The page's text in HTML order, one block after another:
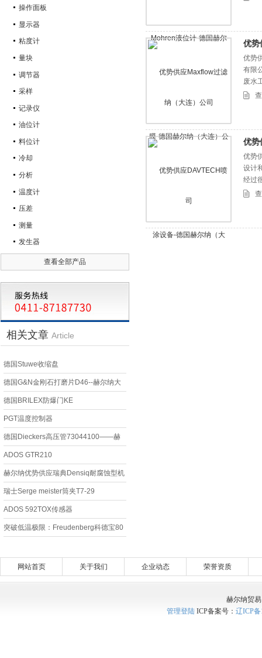
操作面板
显示器
粘度计
量块
调节器
采样
记录仪
油位计
料位计
冷却
分析
温度计
压差
测量
发生器
查看全部产品
相关文章 Article
德国Stuwe收缩盘
德国G&N金刚石打磨片D46--赫尔纳大
连
德国BRILEX防爆门KE
PGT温度控制器
德国Dieckers高压管73044100——赫
尔纳大连
ADOS GTR210
赫尔纳优势供应瑞典Densiq耐腐蚀型机
械密封DSQ-200系列技术交流
瑞士Serge meister筒夹T7-29
ADOS 592TOX传感器
突破低温极限：Freudenberg科德宝80
优势
优势
有限
废水
膜，
优势
优势
设计
经过
是为
网站首页 关于我们 企业动态 荣誉资质
赫尔纳贸
管理登陆ICP备案号： 辽ICP备